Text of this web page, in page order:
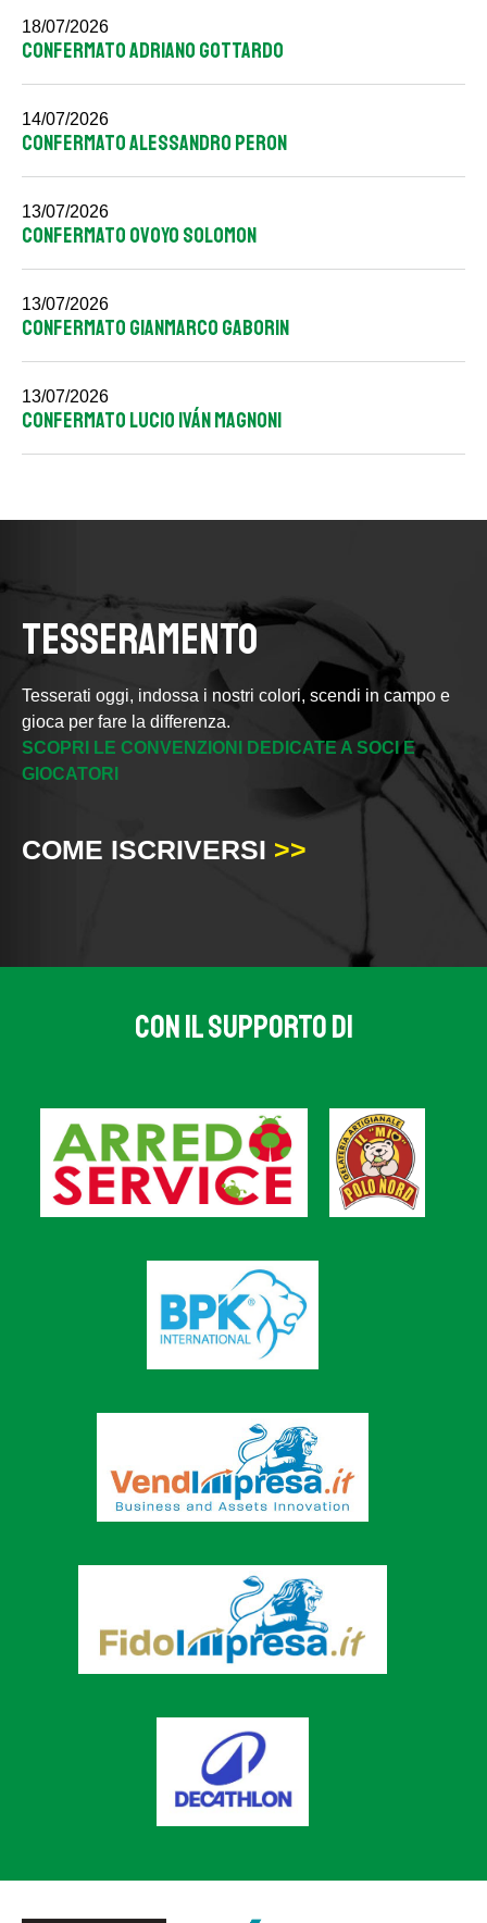
18/07/2026
CONFERMATO ADRIANO GOTTARDO
14/07/2026
CONFERMATO ALESSANDRO PERON
13/07/2026
CONFERMATO OVOYO SOLOMON
13/07/2026
CONFERMATO GIANMARCO GABORIN
13/07/2026
CONFERMATO LUCIO IVÁN MAGNONI
TESSERAMENTO
Tesserati oggi, indossa i nostri colori, scendi in campo e
gioca per fare la differenza.
SCOPRI LE CONVENZIONI DEDICATE A SOCI E
GIOCATORI
COME ISCRIVERSI >>
CON IL SUPPORTO DI